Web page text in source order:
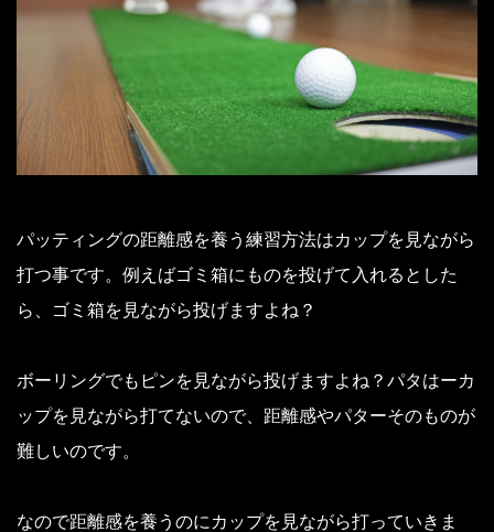
パッティングの距離感を養う練習方法はカップを見ながら
打つ事です。 例えばゴミ箱にものを投げて入れるとした
ら、ゴミ箱を見ながら投げますよね？
ボーリングでもピンを見ながら投げますよね？ パタはーカ
ップを見ながら打てないので、距離感やパターそのものが
難しいのです。
なので距離感を養うのにカップを見ながら打っていきま